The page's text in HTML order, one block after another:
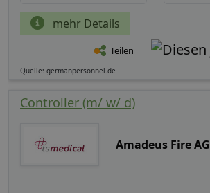
mehr Details
Teilen
Quelle: germanpersonnel.de
Controller (m/ w/ d)
Amadeus Fire AG